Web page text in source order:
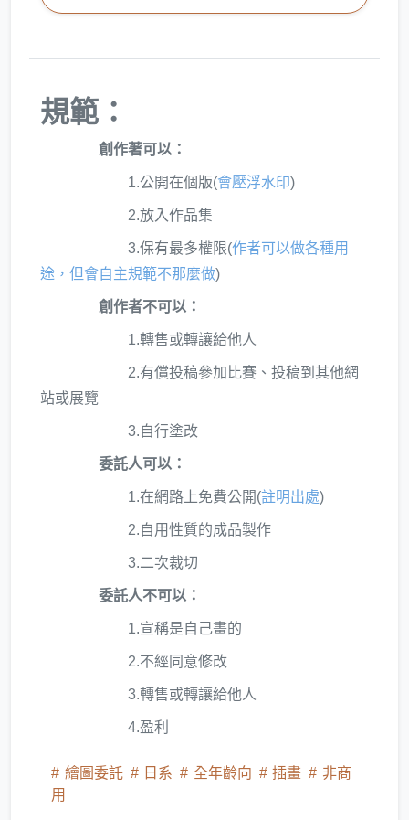
規範：
創作著可以：
1.公開在個版(會壓浮水印)
2.放入作品集
3.保有最多權限(作者可以做各種用
途，但會自主規範不那麼做)
創作者不可以：
1.轉售或轉讓給他人
2.有償投稿參加比賽、投稿到其他網
站或展覽
3.自行塗改
委託人可以：
1.在網路上免費公開(註明出處)
2.自用性質的成品製作
3.二次裁切
委託人不可以：
1.宣稱是自己畫的
2.不經同意修改
3.轉售或轉讓給他人
4.盈利
繪圖委託 日系 全年齡向 插畫
非商
用